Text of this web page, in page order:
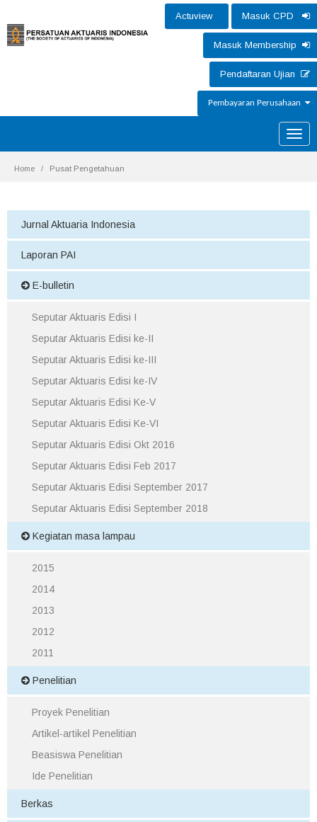
Actuview Masuk CPD
Masuk Membership
Pendaftaran Ujian
Pembayaran Perusahaan
Toggle
Home Pusat Pengetahuan
Jurnal Aktuaria Indonesia
Laporan PAI
E-bulletin
Seputar Aktuaris Edisi I
Seputar Aktuaris Edisi ke-II
Seputar Aktuaris Edisi ke-III
Seputar Aktuaris Edisi ke-IV
Seputar Aktuaris Edisi Ke-V
Seputar Aktuaris Edisi Ke-VI
Seputar Aktuaris Edisi Okt 2016
Seputar Aktuaris Edisi Feb 2017
Seputar Aktuaris Edisi September 2017
Seputar Aktuaris Edisi September 2018
Kegiatan masa lampau
2015
2014
2013
2012
2011
Penelitian
Proyek Penelitian
Artikel-artikel Penelitian
Beasiswa Penelitian
Ide Penelitian
Berkas